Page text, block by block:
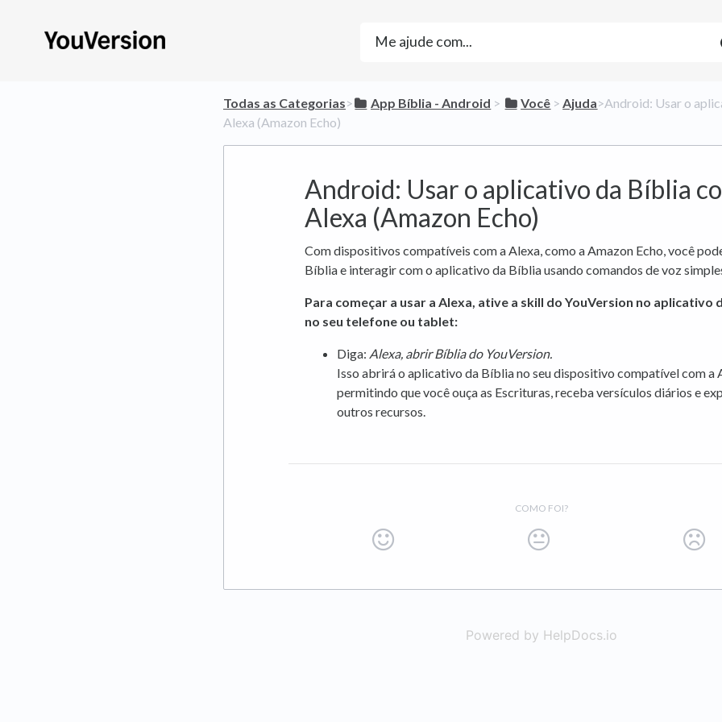
Todas as Categorias​>​ ​App Bíblia - Android ​ > ​ ​Você ​ > ​​Ajuda​>​ Android: Usar o
Alexa (Amazon Echo)
Android: Usar o aplicativo da Bíblia
Alexa (Amazon Echo)
Com dispositivos compatíveis com a Alexa, como a Amazon Echo, você
Bíblia e interagir com o aplicativo da Bíblia usando comandos de voz
Para começar a usar a Alexa, ative a skill do YouVersion no aplicativo
no seu telefone ou tablet:
Diga: Alexa, abrir Bíblia do YouVersion.
Isso abrirá o aplicativo da Bíblia no seu dispositivo compatível com a
permitindo que você ouça as Escrituras, receba versículos diários e
outros recursos.
COMO FOI?
Powered by HelpDocs.io